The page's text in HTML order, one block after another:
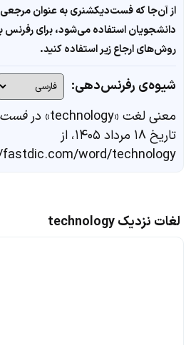
از آن‌جا که فست‌دیکشنری به عنوان
دانشجویان استفاده می‌شود، برای رفرنس
روش‌های ارجاع زیر استفاده کنید.
شیوه‌ی رفرنس‌دهی:
معنی لغت «technology» در
تاریخ ۱۸ مرداد ۱۴۰۵، از
word/technology
لغات نزدیک technology